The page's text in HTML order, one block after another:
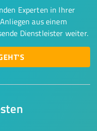
Experten in Ihrer
aus einem
Dienstleister weiter.